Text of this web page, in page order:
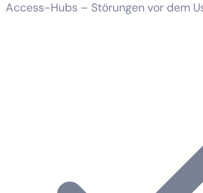
Access-Hubs – Störungen vor dem